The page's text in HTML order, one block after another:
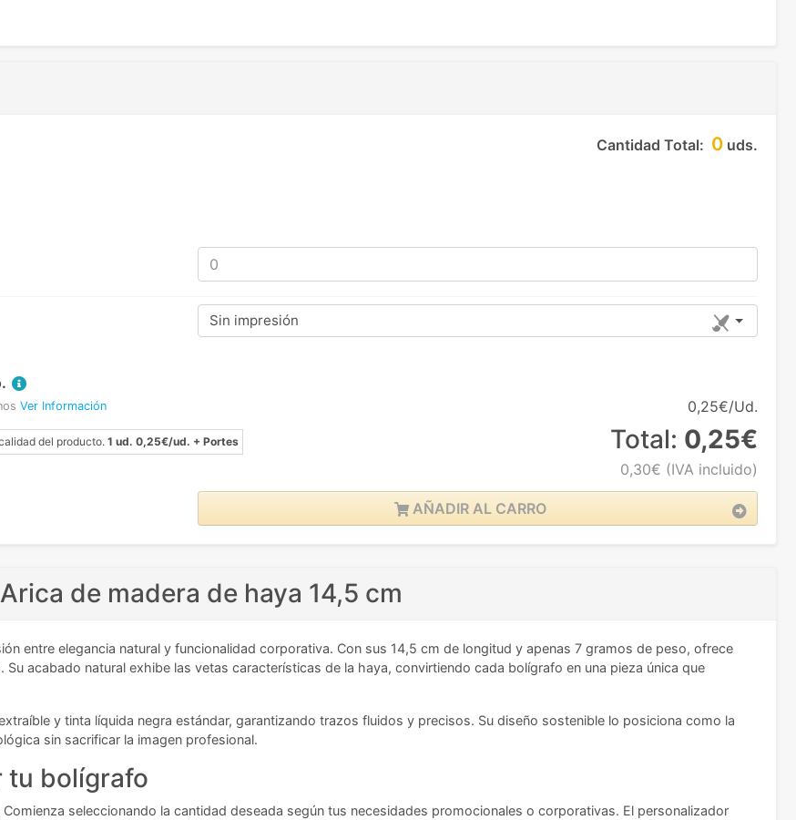
Cantidad Total: 0 uds.
Sin impresión
Ver Información
del producto. 1 ud. 0,25€/ud. + Portes
0,25€/Ud.
Total: 0,25€
0,30€ (IVA incluido)
AÑADIR AL CARRO
de madera de haya 14,5 cm
entre elegancia natural y funcionalidad corporativa. Con sus 14,5 cm de longitud y apenas 7 gramos de peso, ofrece
acabado natural exhibe las vetas características de la haya, convirtiendo cada bolígrafo en una pieza única que
y tinta líquida negra estándar, garantizando trazos fluidos y precisos. Su diseño sostenible lo posiciona como la
sin sacrificar la imagen profesional.
tu bolígrafo
seleccionando la cantidad deseada según tus necesidades promocionales o corporativas. El personalizador